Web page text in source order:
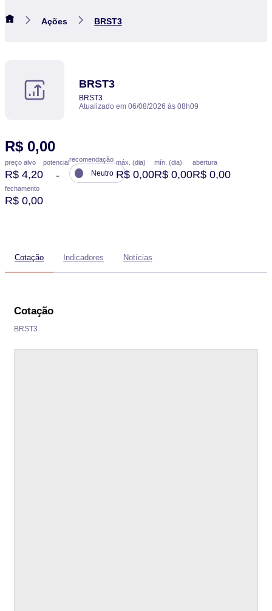
Ações BRST3
BRST3
BRST3
Atualizado em 06/08/2026 às 08h09
R$ 0,00
preço alvo
R$ 4,20
potencial
-
recomendação
Neutro
máx. (dia)
R$ 0,00
mín. (dia)
R$ 0,00
abertura
R$ 0,00
fechamento
R$ 0,00
Cotação Indicadores Notícias
Cotação
BRST3